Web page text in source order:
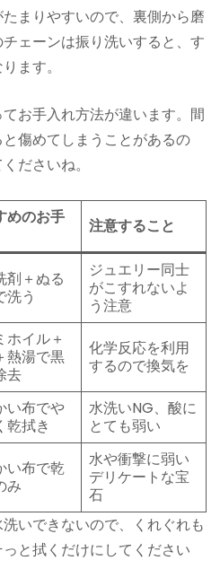
まりやすいので、裏側から磨
ェーンは振り洗いすると、す
ます。
お手入れ方法が違います。間
傷めてしまうことがあるの
ださいね。
めのお手
注意すること
剤＋ぬる
洗う
ジュエリー同士
がこすれないよ
う注意
ホイル＋
熱湯で黒
去
化学反応を利用
するので換気を
い布でや
乾拭き
水洗いNG、酸に
とても弱い
い布で乾
み
水や衝撃に弱い
デリケートな宝
石
いできないので、くれぐれも
と拭くだけにしてください